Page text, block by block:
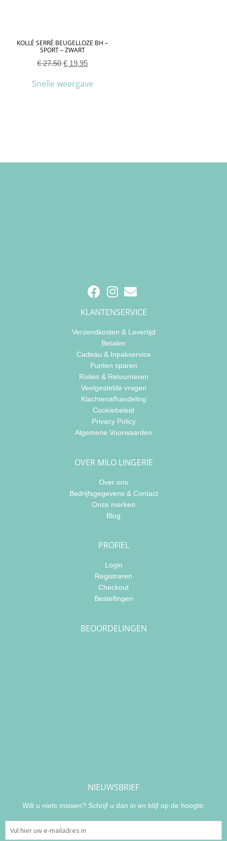
KOLLÉ SERRÉ BEUGELLOZE BH –
SPORT – ZWART
€27.50 € 19.95
Snelle weergave
KLANTENSERVICE
Verzendkosten & Levertijd
Betalen
Cadeau & Inpakservice
Punten sparen
Ruilen & Retourneren
Veelgestelde vragen
Klachtenafhandeling
Cookiebeleid
Privacy Policy
Algemene Voorwaarden
OVER MILO LINGERIE
Over ons
Bedrijfsgegevens & Contact
Onze merken
Blog
PROFIEL
Login
Registreren
Checkout
Bestellingen
BEOORDELINGEN
NIEUWSBRIEF
Wilt u niets missen? Schrijf u dan in en blijf op de hoogte: